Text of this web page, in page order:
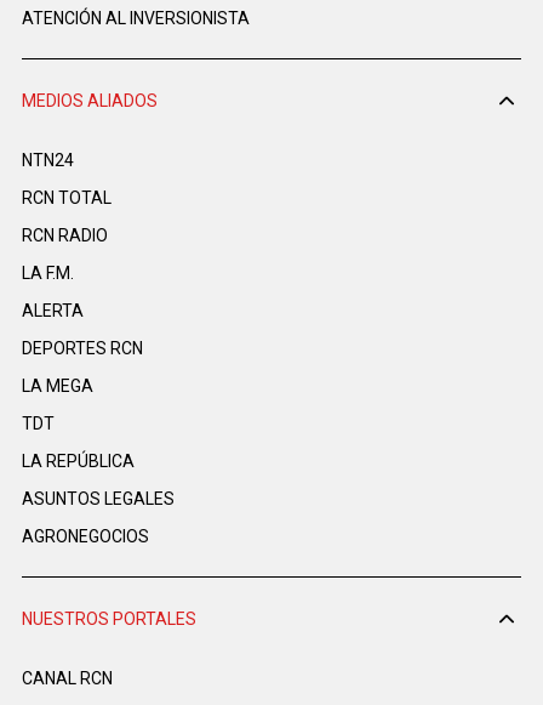
ATENCIÓN AL INVERSIONISTA
MEDIOS ALIADOS
NTN24
RCN TOTAL
RCN RADIO
LA F.M.
ALERTA
DEPORTES RCN
LA MEGA
TDT
LA REPÚBLICA
ASUNTOS LEGALES
AGRONEGOCIOS
NUESTROS PORTALES
CANAL RCN